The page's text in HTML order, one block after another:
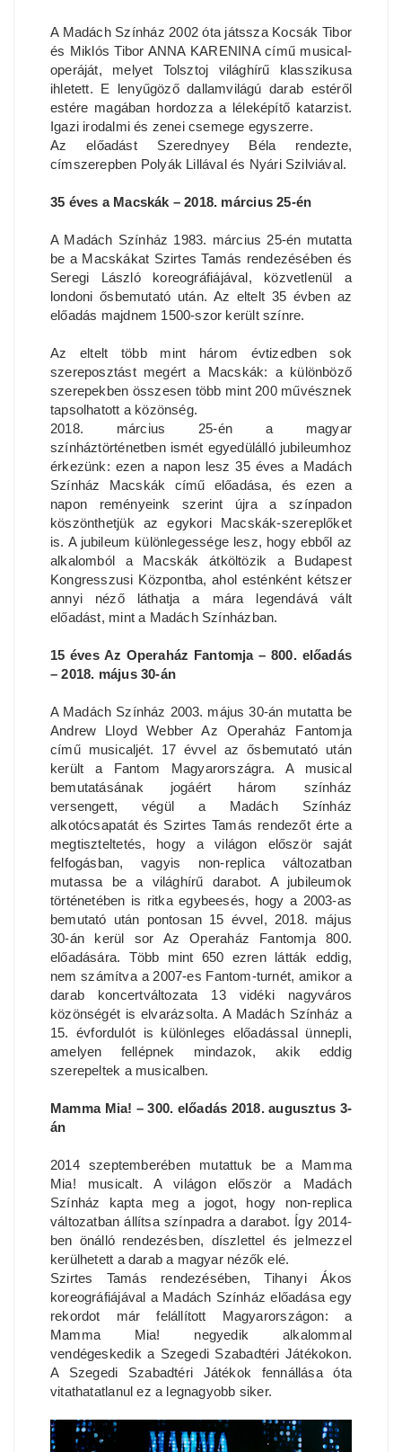
A Madách Színház 2002 óta játssza Kocsák Tibor
és Miklós Tibor ANNA KARENINA című musical-
operáját, melyet Tolsztoj világhírű klasszikusa
ihletett. E lenyűgöző dallamvilágú darab estéről
estére magában hordozza a léleképítő katarzist.
Igazi irodalmi és zenei csemege egyszerre.
Az előadást Szerednyey Béla rendezte,
címszerepben Polyák Lillával és Nyári Szilviával.
35 éves a Macskák – 2018. március 25-én
A Madách Színház 1983. március 25-én mutatta
be a Macskákat Szirtes Tamás rendezésében és
Seregi László koreográfiájával, közvetlenül a
londoni ősbemutató után. Az eltelt 35 évben az
előadás majdnem 1500-szor került színre.
Az eltelt több mint három évtizedben sok
szereposztást megért a Macskák: a különböző
szerepekben összesen több mint 200 művésznek
tapsolhatott a közönség.
2018. március 25-én a magyar
színháztörténetben ismét egyedülálló jubileumhoz
érkezünk: ezen a napon lesz 35 éves a Madách
Színház Macskák című előadása, és ezen a
napon reményeink szerint újra a színpadon
köszönthetjük az egykori Macskák-szereplőket
is. A jubileum különlegessége lesz, hogy ebből az
alkalomból a Macskák átköltözik a Budapest
Kongresszusi Központba, ahol esténként kétszer
annyi néző láthatja a mára legendává vált
előadást, mint a Madách Színházban.
15 éves Az Operaház Fantomja – 800. előadás
– 2018. május 30-án
A Madách Színház 2003. május 30-án mutatta be
Andrew Lloyd Webber Az Operaház Fantomja
című musicaljét. 17 évvel az ősbemutató után
került a Fantom Magyarországra. A musical
bemutatásának jogáért három színház
versengett, végül a Madách Színház
alkotócsapatát és Szirtes Tamás rendezőt érte a
megtiszteltetés, hogy a világon először saját
felfogásban, vagyis non-replica változatban
mutassa be a világhírű darabot. A jubileumok
történetében is ritka egybeesés, hogy a 2003-as
bemutató után pontosan 15 évvel, 2018. május
30-án kerül sor Az Operaház Fantomja 800.
előadására. Több mint 650 ezren látták eddig,
nem számítva a 2007-es Fantom-turnét, amikor a
darab koncertváltozata 13 vidéki nagyváros
közönségét is elvarázsolta. A Madách Színház a
15. évfordulót is különleges előadással ünnepli,
amelyen fellépnek mindazok, akik eddig
szerepeltek a musicalben.
Mamma Mia! – 300. előadás 2018. augusztus 3-
án
2014 szeptemberében mutattuk be a Mamma
Mia! musicalt. A világon először a Madách
Színház kapta meg a jogot, hogy non-replica
változatban állítsa színpadra a darabot. Így 2014-
ben önálló rendezésben, díszlettel és jelmezzel
kerülhetett a darab a magyar nézők elé.
Szirtes Tamás rendezésében, Tihanyi Ákos
koreográfiájával a Madách Színház előadása egy
rekordot már felállított Magyarországon: a
Mamma Mia! negyedik alkalommal
vendégeskedik a Szegedi Szabadtéri Játékokon.
A Szegedi Szabadtéri Játékok fennállása óta
vitathatatlanul ez a legnagyobb siker.